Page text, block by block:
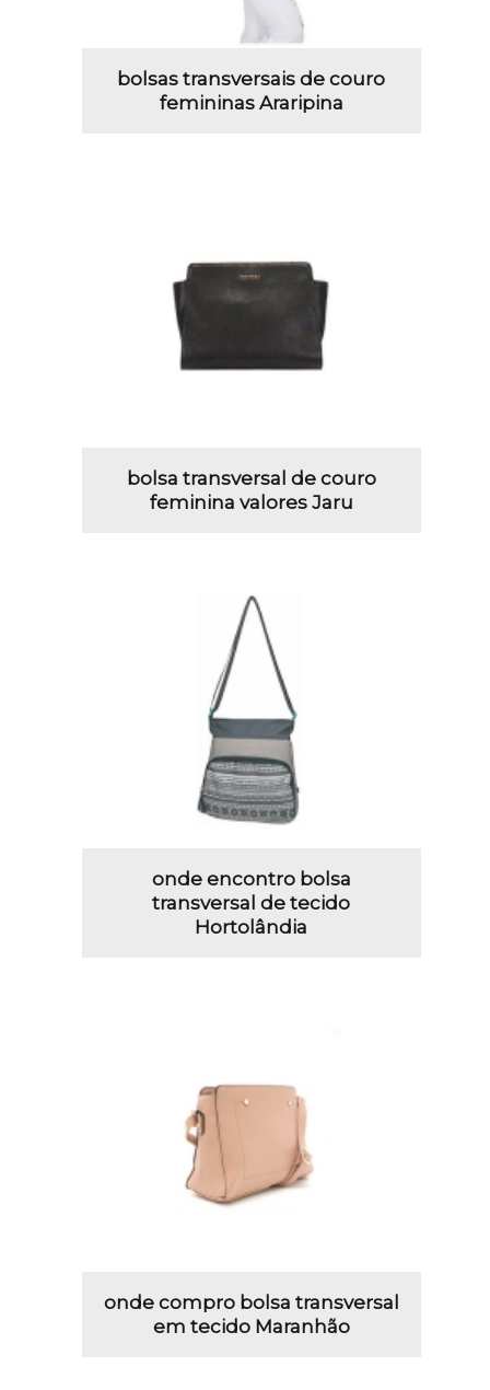
bolsas transversais de couro
femininas Araripina
bolsa transversal de couro
feminina valores Jaru
onde encontro bolsa
transversal de tecido
Hortolândia
onde compro bolsa transversal
em tecido Maranhão